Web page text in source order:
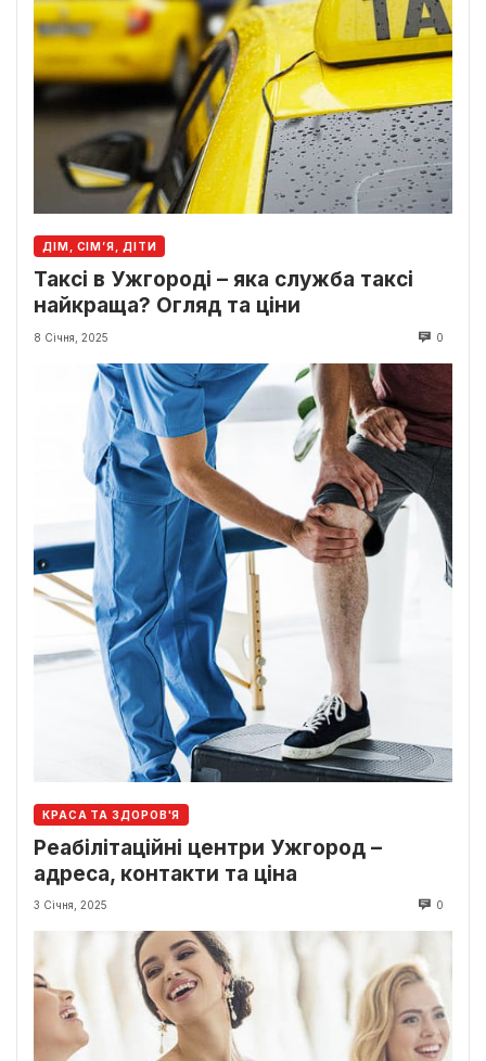
ДІМ, СІМ’Я, ДІТИ
Таксі в Ужгороді – яка служба таксі
найкраща? Огляд та ціни
8 Січня, 2025 0
КРАСА ТА ЗДОРОВ'Я
Реабілітаційні центри Ужгород –
адреса, контакти та ціна
3 Січня, 2025 0